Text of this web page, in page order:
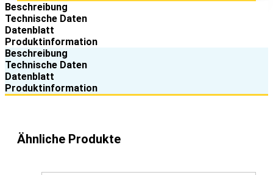
Beschreibung
Technische Daten
Datenblatt
Produktinformation
Beschreibung
Technische Daten
Datenblatt
Produktinformation
Ähnliche Produkte